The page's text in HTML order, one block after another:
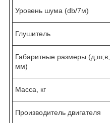
Уровень шума (db/7м)
Глушитель
Габаритные размеры (д;ш;в;
мм)
Масса, кг
Производитель двигателя